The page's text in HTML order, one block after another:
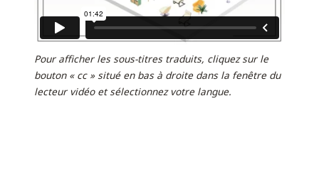
Pour afficher les sous-titres traduits, cliquez sur le
bouton « cc » situé en bas à droite dans la fenêtre du
lecteur vidéo et sélectionnez votre langue.